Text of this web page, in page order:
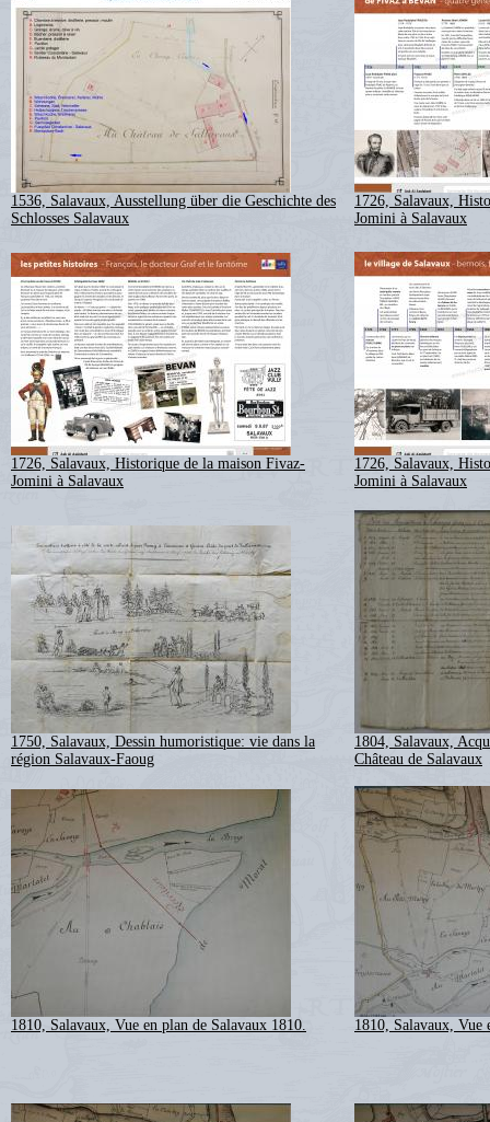
1536, Salavaux, Ausstellung über die Geschichte des
Schlosses Salavaux
1726, Salavaux,
Jomini à Salavaux
1726, Salavaux, Historique de la maison Fivaz-
Jomini à Salavaux
1726, Salavaux,
Jomini à Salavaux
1750, Salavaux, Dessin humoristique: vie dans la
région Salavaux-Faoug
1804, Salavaux,
Château de Salavaux
1810, Salavaux, Vue en plan de Salavaux 1810. 1810, Salavaux, Vue